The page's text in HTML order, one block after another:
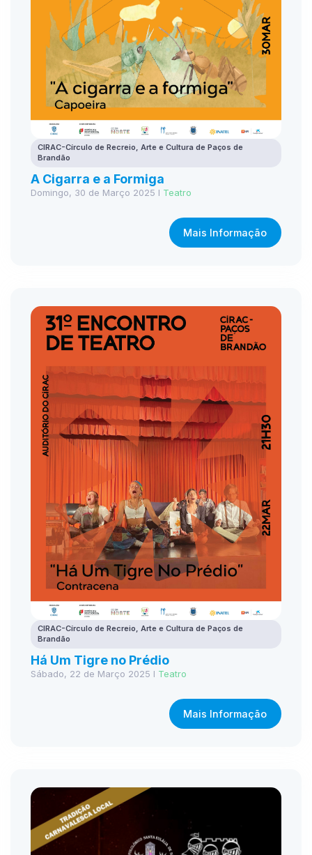
CIRAC-Círculo de Recreio, Arte e Cultura de Paços de
Brandão
A Cigarra e a Formiga
Domingo, 30 de Março 2025 I Teatro
Mais Informação
CIRAC-Círculo de Recreio, Arte e Cultura de Paços de
Brandão
Há Um Tigre no Prédio
Sábado, 22 de Março 2025 I Teatro
Mais Informação